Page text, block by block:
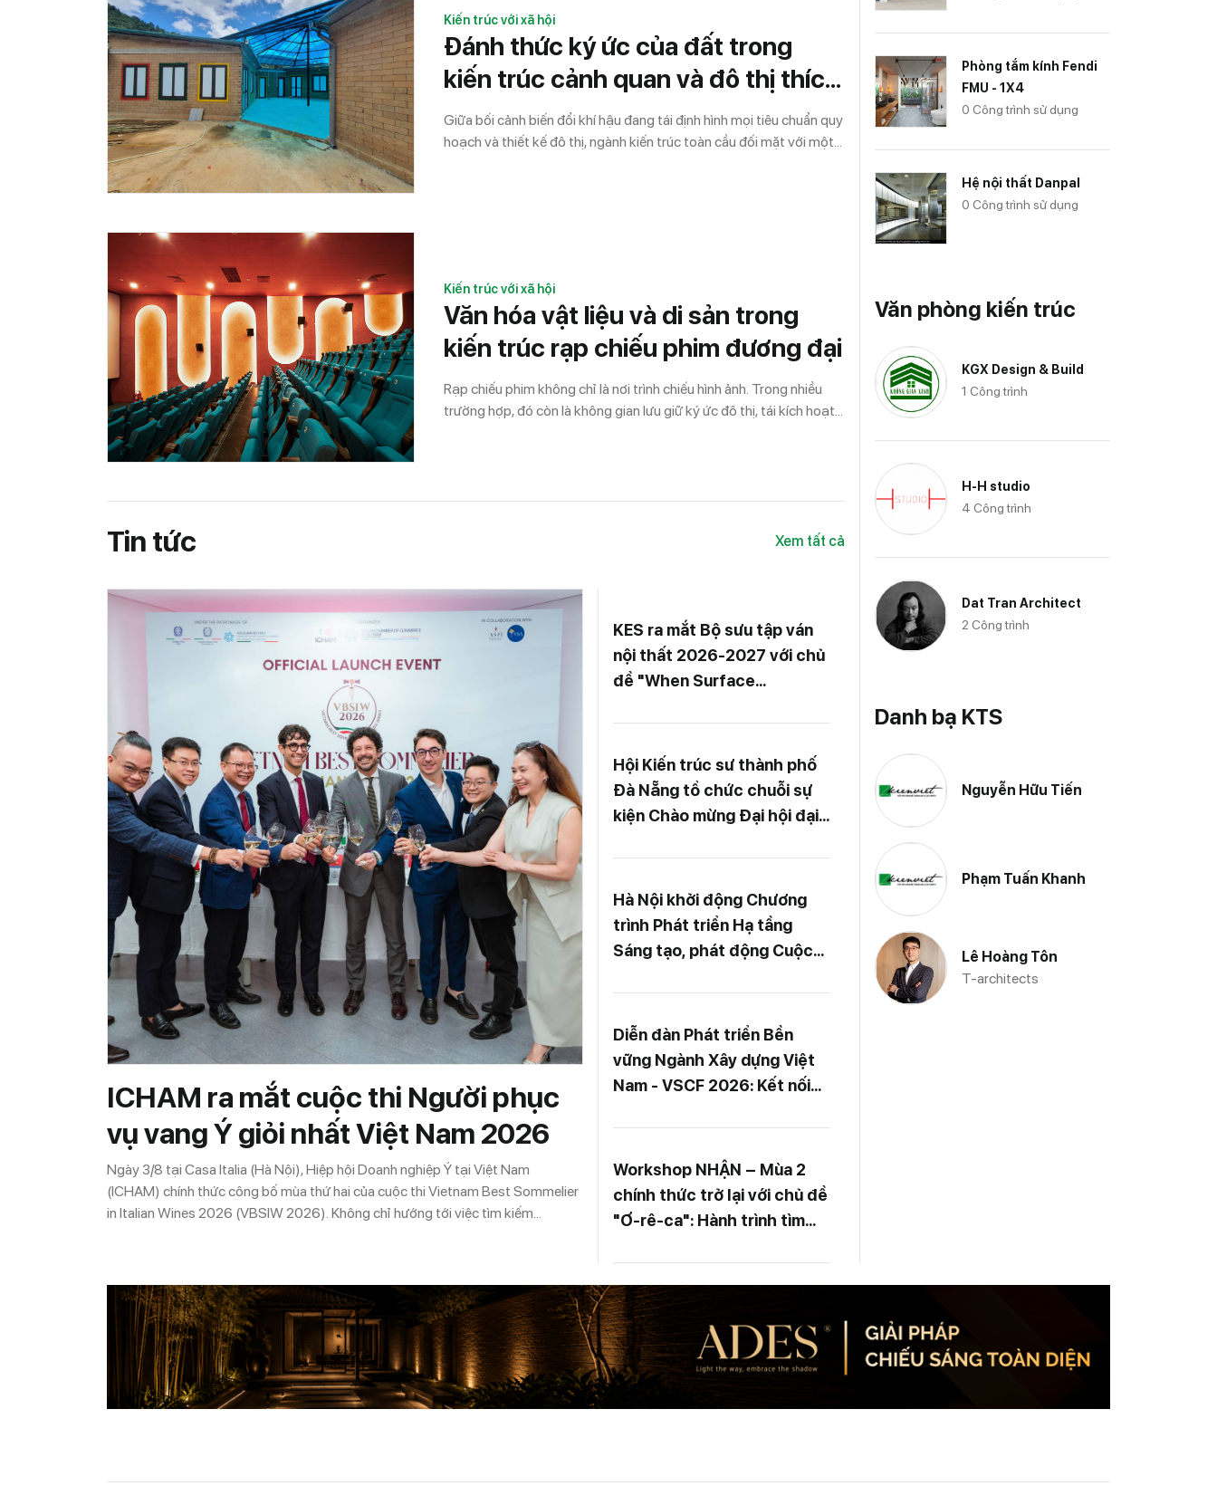
Kiến trúc với xã hội
Đánh thức ký ức của đất trong
kiến trúc cảnh quan và đô thị thích
ứng
Giữa bối cảnh biến đổi khí hậu đang tái định hình mọi tiêu chuẩn quy
hoạch và thiết kế đô thị, ngành kiến trúc toàn cầu đối mặt với một
“mềm”, hòa lập mật thiết với hệ sinh thái bản địa.
Kiến trúc với xã hội
Văn hóa vật liệu và di sản trong
kiến trúc rạp chiếu phim đương đại
Rạp chiếu phim không chỉ là nơi trình chiếu hình ảnh. Trong nhiều
trường hợp, đó còn là không gian lưu giữ ký ức đô thị, tái kích hoạt
Tin tức Xem tất cả
ICHAM ra mắt cuộc thi Người phục
vụ vang Ý giỏi nhất Việt Nam 2026
Ngày 3/8 tại Casa Italia (Hà Nội), Hiệp hội Doanh nghiệp Ý tại Việt Nam
(ICHAM) chính thức công bố mùa thứ hai của cuộc thi Vietnam Best Sommelier
in Italian Wines 2026 (VBSIW 2026). Không chỉ hướng tới việc tìm kiếm
KES ra mắt Bộ sưu tập ván
nội thất 2026-2027 với chủ
đề "When Surface
Hội Kiến trúc sư thành phố
Đà Nẵng tổ chức chuỗi sự
kiện Chào mừng Đại hội đại
Hà Nội khởi động Chương
trình Phát triển Hạ tầng
Sáng tạo, phát động Cuộc
Diễn đàn Phát triển Bền
vững Ngành Xây dựng Việt
Nam - VSCF 2026: Kết nối
Workshop NHẬN – Mùa 2
chính thức trở lại với chủ đề
"Ơ-rê-ca": Hành trình tìm
Phòng tắm kính Fendi
FMU - 1X4
0 Công trình sử dụng
Hệ nội thất Danpal
0 Công trình sử dụng
Văn phòng kiến trúc
KGX Design & Build
1 Công trình
H-H studio
4 Công trình
Dat Tran Architect
2 Công trình
Danh bạ KTS
Nguyễn Hữu Tiến
Phạm Tuấn Khanh
Lê Hoàng Tôn
T-architects